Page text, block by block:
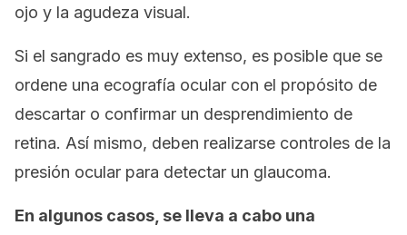
ojo y la agudeza visual.
Si el sangrado es muy extenso, es posible que se
ordene una ecografía ocular con el propósito de
descartar o confirmar un desprendimiento de
retina. Así mismo, deben realizarse controles de la
presión ocular para detectar un glaucoma.
En algunos casos, se lleva a cabo una